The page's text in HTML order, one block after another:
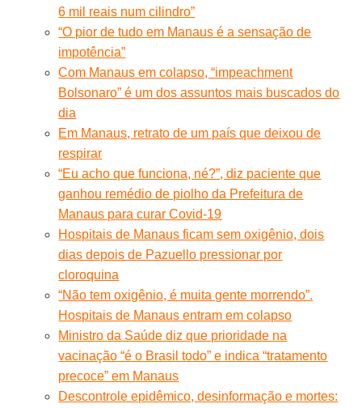
6 mil reais num cilindro”
“O pior de tudo em Manaus é a sensação de
impotência”
Com Manaus em colapso, “impeachment
Bolsonaro” é um dos assuntos mais buscados do
dia
Em Manaus, retrato de um país que deixou de
respirar
“Eu acho que funciona, né?”, diz paciente que
ganhou remédio de piolho da Prefeitura de
Manaus para curar Covid-19
Hospitais de Manaus ficam sem oxigênio, dois
dias depois de Pazuello pressionar por
cloroquina
“Não tem oxigênio, é muita gente morrendo”.
Hospitais de Manaus entram em colapso
Ministro da Saúde diz que prioridade na
vacinação “é o Brasil todo” e indica “tratamento
precoce” em Manaus
Descontrole epidêmico, desinformação e mortes: